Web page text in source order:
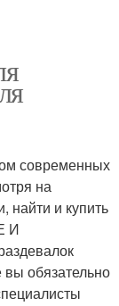
современных
на
найти и купить
И
обязательно